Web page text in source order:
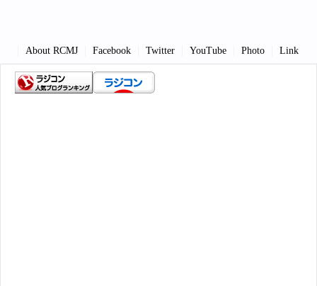
About RCMJ Facebook Twitter YouTube Photo Link